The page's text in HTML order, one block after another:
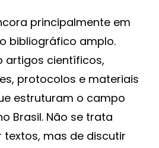
principalmente em
bibliográfico amplo.
artigos científicos,
protocolos e materiais
estruturam o campo
Brasil. Não se trata
textos, mas de discutir